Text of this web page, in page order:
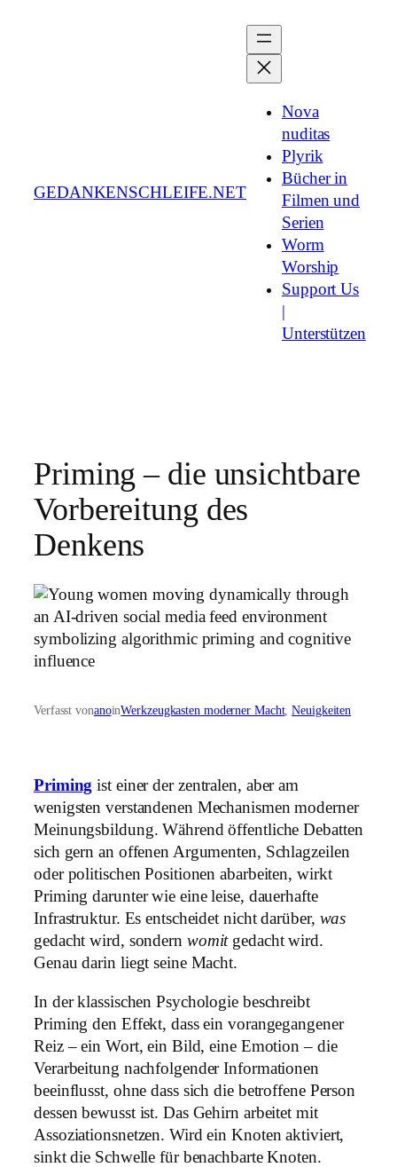
GEDANKENSCHLEIFE.NET
Nova
nuditas
Plyrik
Bücher in
Filmen und
Serien
Worm
Worship
Support Us
|
Unterstützen
Priming – die unsichtbare
Vorbereitung des
Denkens
Verfasst vonanoinWerkzeugkasten moderner Macht, Neuigkeiten
Priming ist einer der zentralen, aber am
wenigsten verstandenen Mechanismen moderner
Meinungsbildung. Während öffentliche Debatten
sich gern an offenen Argumenten, Schlagzeilen
oder politischen Positionen abarbeiten, wirkt
Priming darunter wie eine leise, dauerhafte
Infrastruktur. Es entscheidet nicht darüber, was
gedacht wird, sondern womitgedacht wird.
Genau darin liegt seine Macht.
In der klassischen Psychologie beschreibt
Priming den Effekt, dass ein vorangegangener
Reiz – ein Wort, ein Bild, eine Emotion – die
Verarbeitung nachfolgender Informationen
beeinflusst, ohne dass sich die betroffene Person
dessen bewusst ist. Das Gehirn arbeitet mit
Assoziationsnetzen. Wird ein Knoten aktiviert,
sinkt die Schwelle für benachbarte Knoten.